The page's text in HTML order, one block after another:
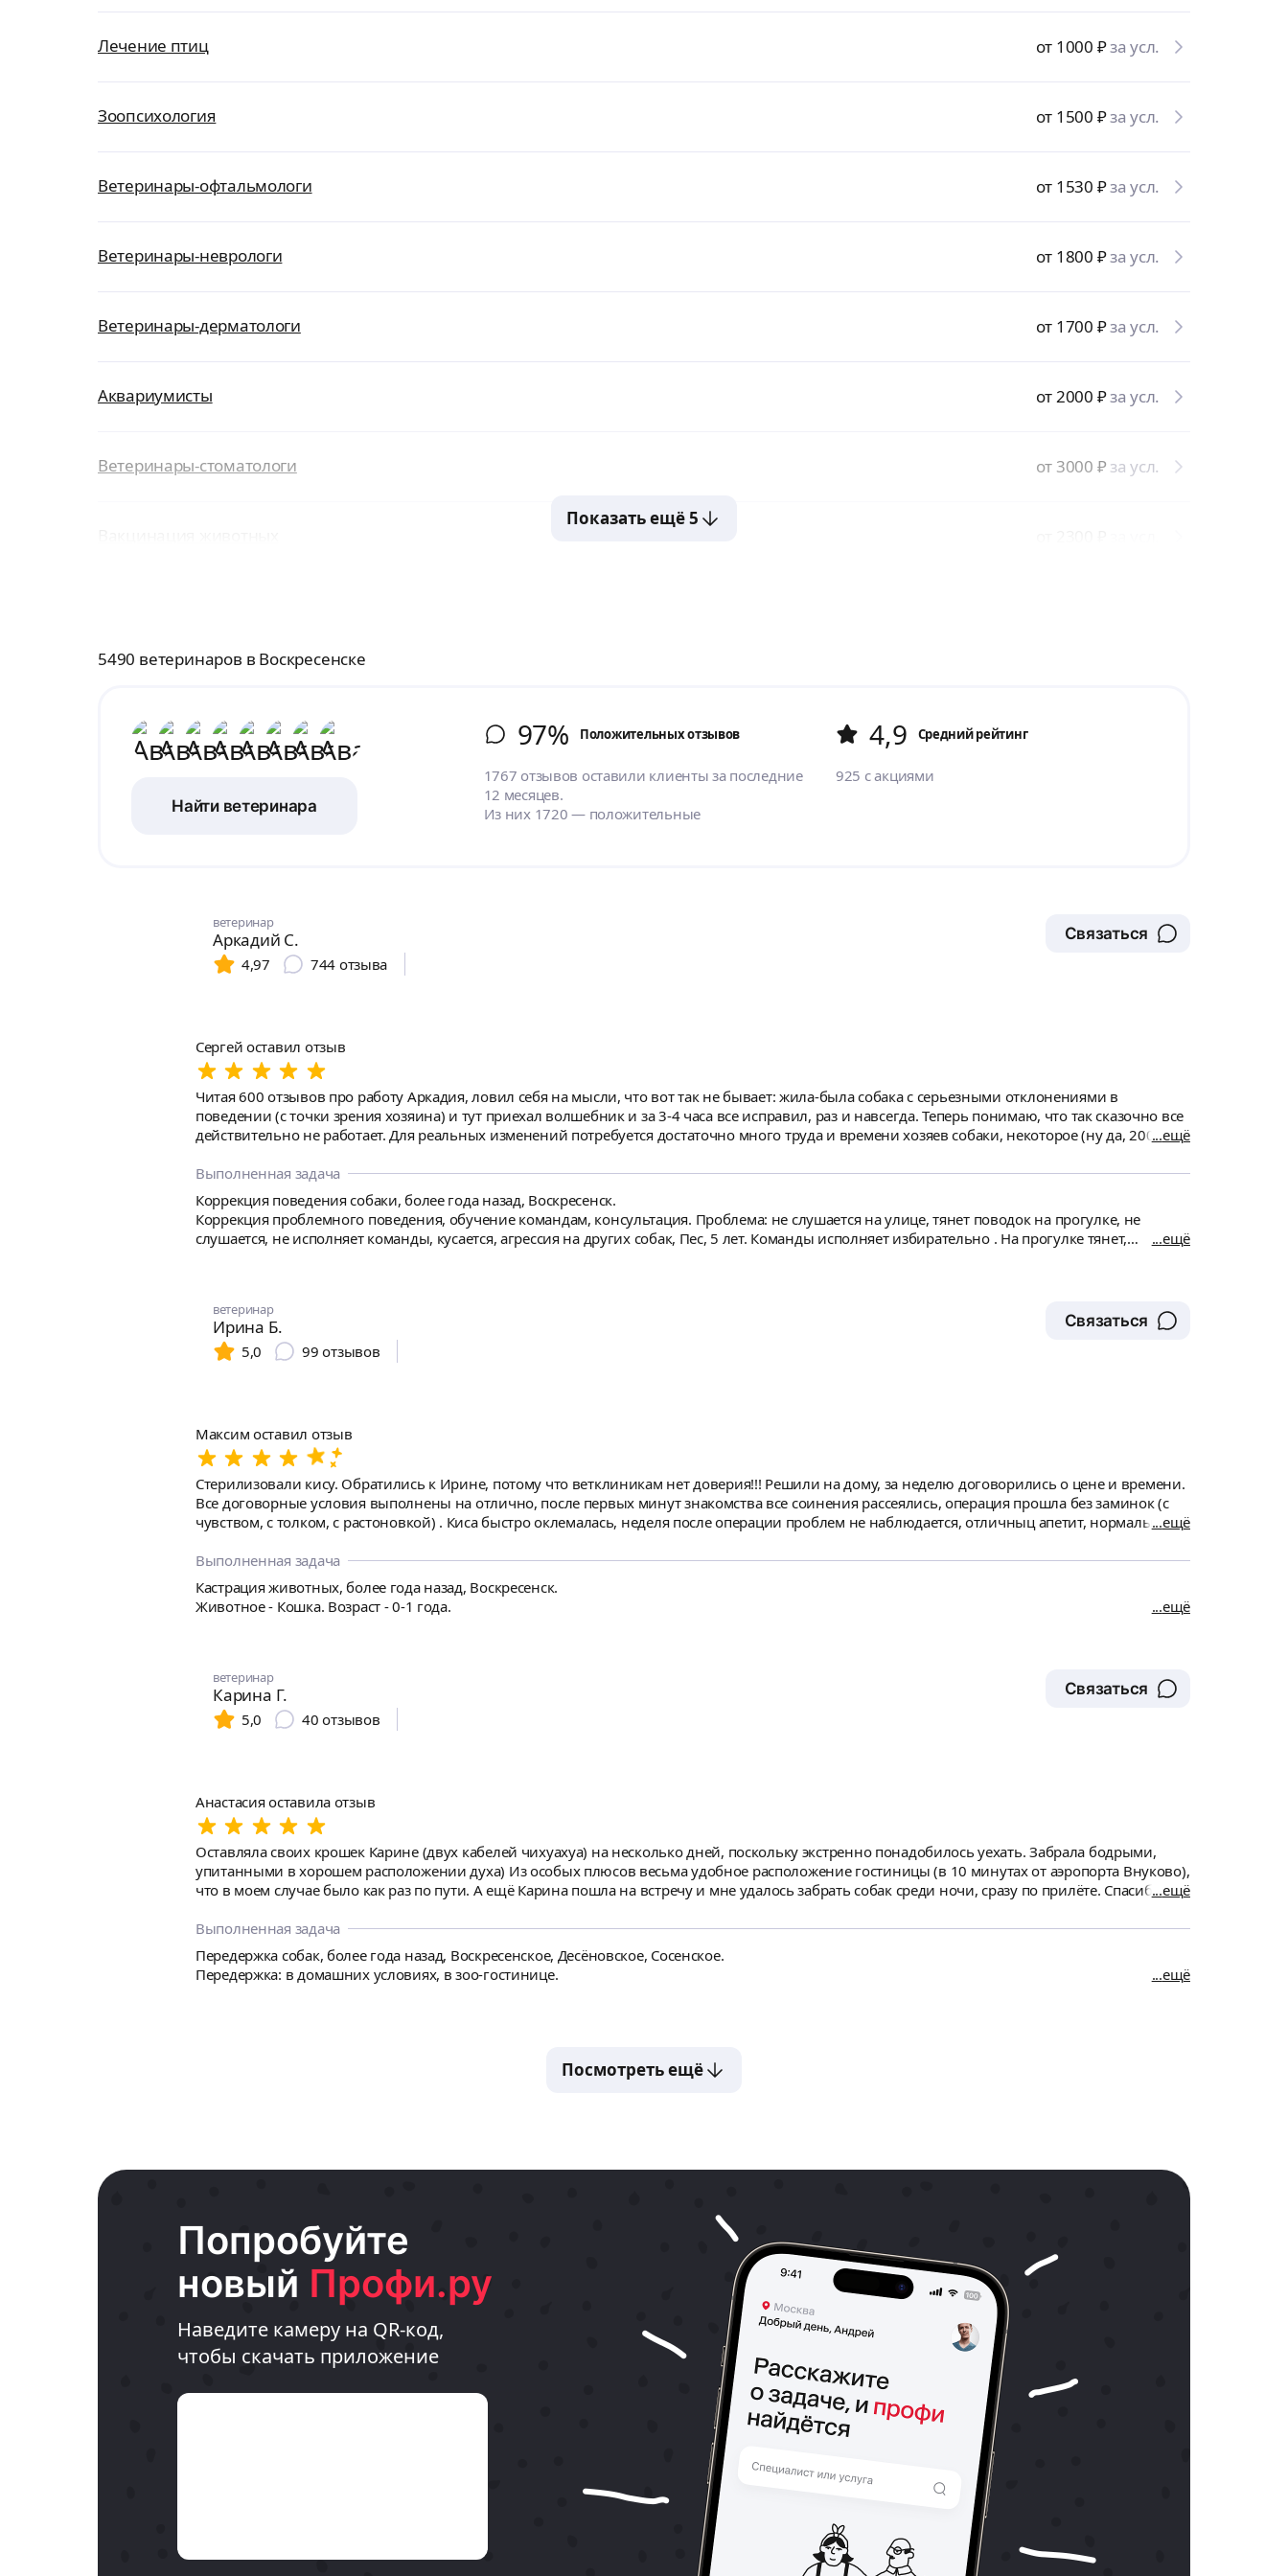
Лечение птиц от 1000 ₽за усл.
Зоопсихология от 1500 ₽за усл.
Ветеринары-офтальмологи от 1530 ₽за усл.
Ветеринары-неврологи от 1800 ₽за усл.
Ветеринары-дерматологи от 1700 ₽за усл.
Аквариумисты от 2000 ₽за усл.
Ветеринары-стоматологи от 3000 ₽ за усл.
Показать ещё 5
5490 ветеринаров в Воскресенске
Найти ветеринара
97% Положительных отзывов
1767 отзывов оставили клиенты за последние
12 месяцев.
Из них 1720 — положительные
4,9 Cредний рейтинг
925 с акциями
ветеринар
Аркадий С.
Связаться
4,97
744 отзыва
Сергей оставил отзыв
Читая 600 отзывов про работу Аркадия, ловил себя на мысли, что вот так не бывает: жила-была собака с серьезными отклонениями в
поведении (с точки зрения хозяина) и тут приехал волшебник и за 3-4 часа все исправил, раз и навсегда. Теперь понимаю, что так сказочно все
действительно не работает. Для реальных изменений потребуется достаточно много труда и времени хозяев собаки, некоторое (ну да, 200-300
спойлеров). Интересно, что поведение собаки к исходу 4 часов занятия изменилось в лучшую сторону реально и кардинально! Как и будущее
поведение хозяина (меня), надеюсь. По крайней мере, ошибки осознал, вижу цель и, видимо, представляю, как ее достичь. В общем, всем
невоспитанным собакам и заинтересованным людям такое занятие рекомендую. Оно того стоит.
ещё
Выполненная задача
Коррекция поведения собаки, более года назад, Воскресенск.
Коррекция проблемного поведения, обучение командам, консультация. Проблема: не слушается на улице, тянет поводок на прогулке, не
слушается, не исполняет команды, кусается, агрессия на других собак, Пес, 5 лет. Команды исполняет избирательно . На прогулке тянет,
ещё
ветеринар
Ирина Б.
Связаться
5,0
99 отзывов
Максим оставил отзыв
Стерилизовали кису. Обратились к Ирине, потому что ветклиникам нет доверия!!! Решили на дому, за неделю договорились о цене и времени.
Все договорные условия выполнены на отлично, после первых минут знакомства все соинения рассеялись, операция прошла без заминок (с
чувством, с толком, с растоновкой) . Киса быстро оклемалась, неделя после операции проблем не наблюдается, отличныц апетит, нормальнаяещё
Выполненная задача
Кастрация животных, более года назад, Воскресенск.
Животное - Кошка. Возраст - 0-1 года.
ещё
ветеринар
Карина Г.
Связаться
5,0
40 отзывов
Анастасия оставила отзыв
Оставляла своих крошек Карине (двух кабелей чихуахуа) на несколько дней, поскольку экстренно понадобилось уехать. Забрала бодрыми,
упитанными в хорошем расположении духа) Из особых плюсов весьма удобное расположение гостиницы (в 10 минутах от аэропорта Внуково),
что в моем случае было как раз по пути. А ещё Карина пошла на встречу и мне удалось забрать собак среди ночи, сразу по прилёте. Спасибо,
ещё
Выполненная задача
Передержка собак, более года назад, Воскресенское, Десёновское, Сосенское.
Передержка: в домашних условиях, в зоо-гостинице.
ещё
Посмотреть ещё
Попробуйте
новый Профи.ру
Наведите камеру на QR-код,
чтобы скачать приложение